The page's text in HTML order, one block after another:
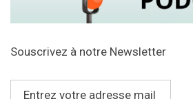
Souscrivez à notre Newsletter